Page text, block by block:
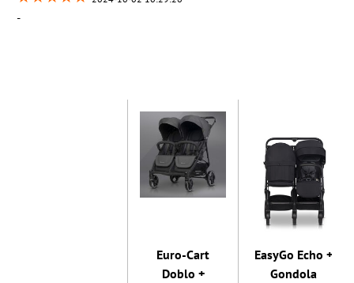
-
Euro-Cart
Doblo +
EasyGo Echo +
Gondola